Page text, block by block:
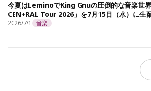
今夏はLeminoでKing Gnuの圧倒的な音楽世
CEN+RAL Tour 2026」を7月15日（水）に生
2026/7/1 音楽